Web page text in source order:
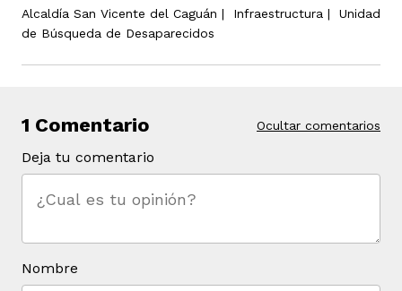
Alcaldía San Vicente del Caguán | Infraestructura | Unidad
de Búsqueda de Desaparecidos
1 Comentario Ocultar comentarios
Deja tu comentario
Nombre